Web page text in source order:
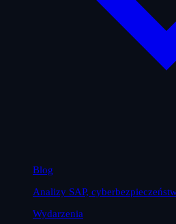
Blog
Analizy SAP,
Wydarzenia